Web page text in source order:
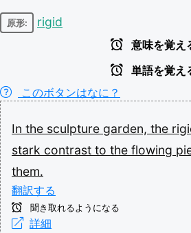
原形: rigid
意味を覚え
単語を覚え
このボタンはなに？
In the sculpture garden, the
stark contrast to the flowing
them.
翻訳する
聞き取れるようになる
詳細